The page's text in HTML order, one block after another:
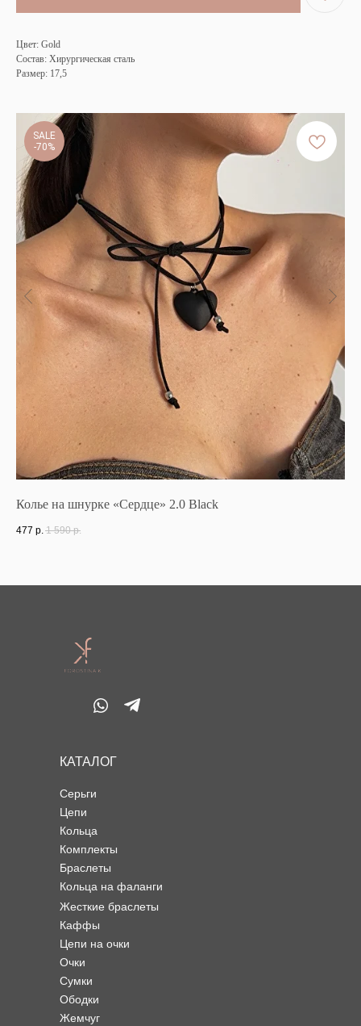
Цвет: Gold
Состав: Хирургическая сталь
Размер: 17,5
SALE
-70%
Колье на шнурке «Сердце» 2.0 Black
477 р. 1 590 р.
Серьги
Цепи
Кольца
Комплекты
Браслеты
Кольца на фаланги
КАТАЛОГ
Жесткие браслеты
Каффы
Цепи на очки
Очки
Сумки
Ободки
Жемчуг